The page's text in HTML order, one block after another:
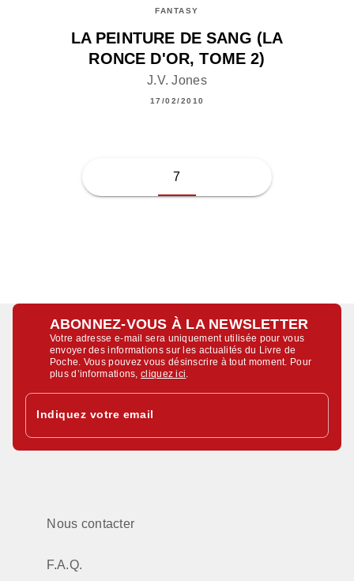
FANTASY
LA PEINTURE DE SANG (LA
RONCE D'OR, TOME 2)
J.V. Jones
17/02/2010
7
ABONNEZ-VOUS À LA NEWSLETTER
Votre adresse e-mail sera uniquement utilisée pour vous
envoyer des informations sur les actualités du Livre de
Poche. Vous pouvez vous désinscrire à tout moment. Pour
plus d’informations,cliquez ici
Indiquez votre email
Nous contacter
F.A.Q.